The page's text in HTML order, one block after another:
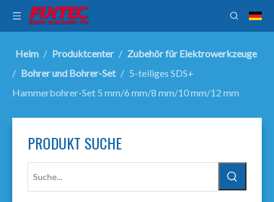
Heim / Produktcenter / Zubehör für Elektrowerkzeuge
/ Bohrer und Bohrer-Set / 5-teiliges SDS+
Hammerbohrer-Set 5 mm/6 mm/8 mm/10 mm/12 mm
PRODUKT SUCHE